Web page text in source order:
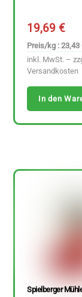
19,69€
Preis/kg : 23,43
inkl. MwSt. –
Versandkosten
In den
Spielberger